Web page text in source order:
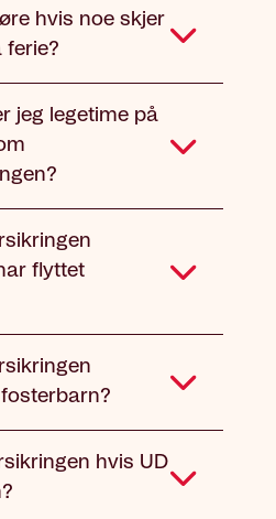
hvis noe skjer
ferie?
jeg legetime på
flyttet
hvis UD